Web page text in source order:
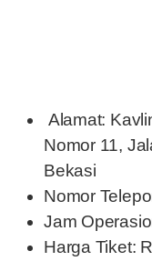
Alamat:
Nomor 11,
Bekasi
Nomor
Jam
Harga Tiket: